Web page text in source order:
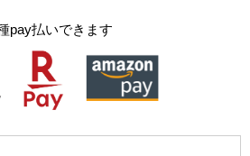
pay払いできます